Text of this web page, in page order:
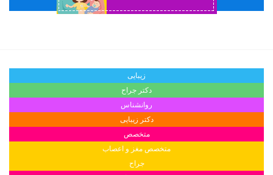
زیبایی
دکتر جراح
روانشناس
دکتر زیبایی
متخصص
متخصص مغز و اعصاب
جراح